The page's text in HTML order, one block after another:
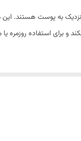
و ظریف با رنگی نزدیک به پوست
و برای استفاده روزمره